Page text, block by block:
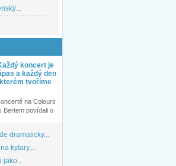
koncert je
a každý den
tvoříme
na Colours
Bertem povídali o
dramaticky...
kytary,...
jako...